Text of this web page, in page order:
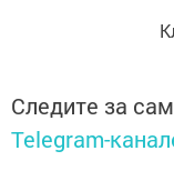
Следите за
Telegram-